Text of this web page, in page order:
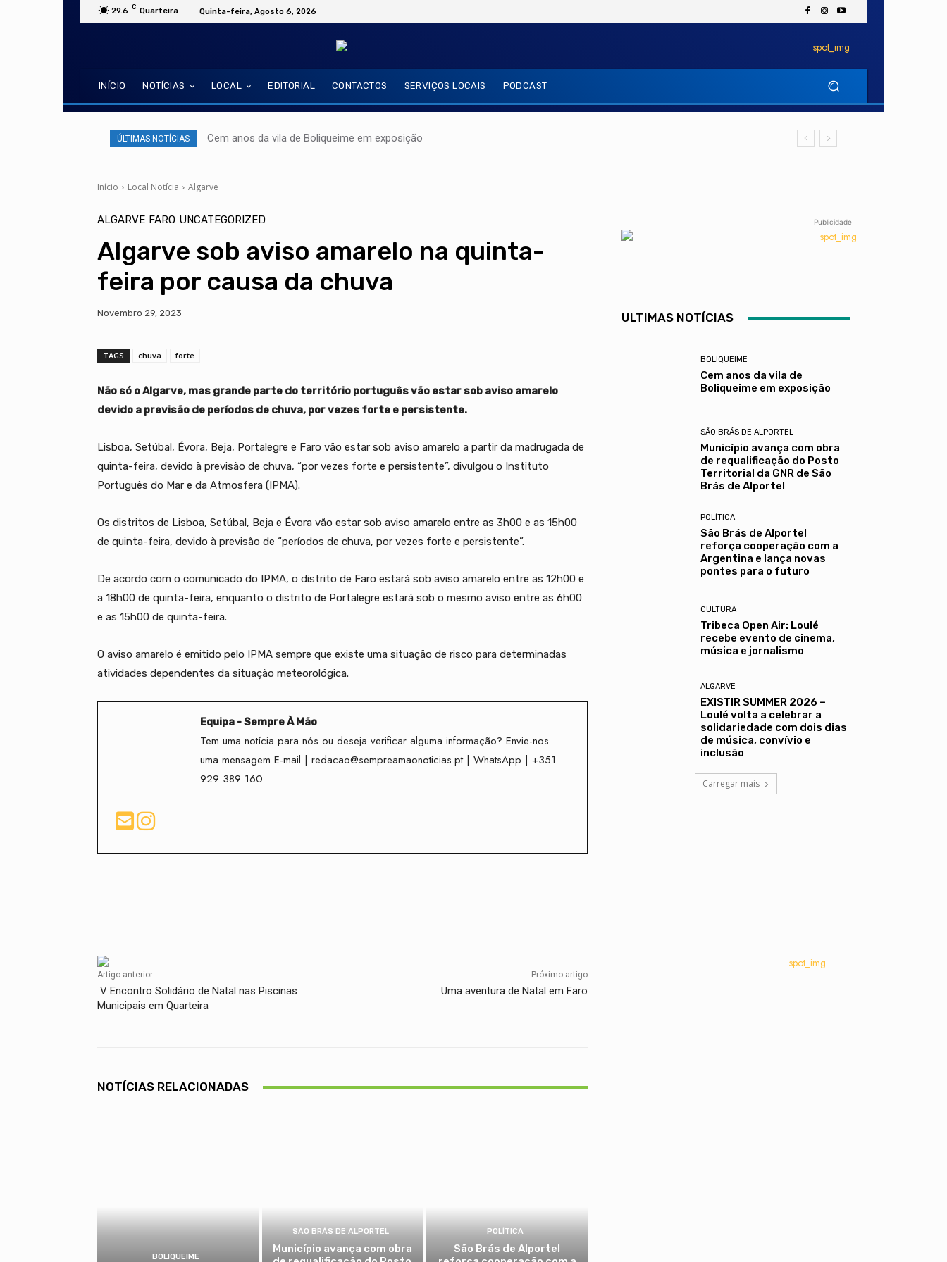
29.6 C Quarteira Quinta-feira, Agosto 6, 2026
INÍCIO NOTÍCIAS LOCAL EDITORIAL CONTACTOS SERVIÇOS LOCAIS PODCAST
ÚLTIMAS NOTÍCIAS Cem anos da vila de Boliqueime em exposição
Início Local Notícia Algarve
ALGARVE FARO UNCATEGORIZED
Algarve sob aviso amarelo na quinta-
feira por causa da chuva
Novembro 29, 2023
TAGS chuva forte
Não só o Algarve, mas grande parte do território português vão estar sob aviso amarelo
devido a previsão de períodos de chuva, por vezes forte e persistente.
Lisboa, Setúbal, Évora, Beja, Portalegre e Faro vão estar sob aviso amarelo a partir da madrugada de
quinta-feira, devido à previsão de chuva, “por vezes forte e persistente”, divulgou o Instituto
Português do Mar e da Atmosfera (IPMA).
Os distritos de Lisboa, Setúbal, Beja e Évora vão estar sob aviso amarelo entre as 3h00 e as 15h00
de quinta-feira, devido à previsão de “períodos de chuva, por vezes forte e persistente”.
De acordo com o comunicado do IPMA, o distrito de Faro estará sob aviso amarelo entre as 12h00 e
a 18h00 de quinta-feira, enquanto o distrito de Portalegre estará sob o mesmo aviso entre as 6h00
e as 15h00 de quinta-feira.
O aviso amarelo é emitido pelo IPMA sempre que existe uma situação de risco para determinadas
atividades dependentes da situação meteorológica.
Equipa - Sempre À Mão
Tem uma notícia para nós ou deseja verificar alguma informação? Envie-nos
uma mensagem E-mail | redacao@sempreamaonoticias.pt | WhatsApp | +351
929 389 160
Artigo anterior
V Encontro Solidário de Natal nas Piscinas
Municipais em Quarteira
Próximo artigo
Uma aventura de Natal em Faro
NOTÍCIAS RELACIONADAS
BOLIQUEIME
SÃO BRÁS DE ALPORTEL
Município avança com obra
POLÍTICA
São Brás de Alportel
Publicidade
ULTIMAS NOTÍCIAS
BOLIQUEIME
Cem anos da vila de
Boliqueime em exposição
SÃO BRÁS DE ALPORTEL
Município avança com obra
de requalificação do Posto
Territorial da GNR de São
Brás de Alportel
POLÍTICA
São Brás de Alportel
reforça cooperação com a
Argentina e lança novas
pontes para o futuro
CULTURA
Tribeca Open Air: Loulé
recebe evento de cinema,
música e jornalismo
ALGARVE
EXISTIR SUMMER 2026 –
Loulé volta a celebrar a
solidariedade com dois dias
de música, convívio e
inclusão
Carregar mais